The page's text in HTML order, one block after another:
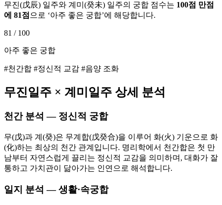
무진(戊辰) 일주와 계미 (癸未) 일주의 궁합 점수는 100점 만점
에 81점 으로 ‘아주 좋은 궁합’에 해당합니다.
81 / 100
아주 좋은 궁합
#천간합 #정신적 교감 #음양 조화
무진일주 × 계미 일주 상세 분석
천간 분석 — 정신적 궁합
무(戊)과 계(癸)은 무계합(戊癸合)을 이루어 화(火) 기운으로 화
(化)하는 최상의 천간 관계입니다. 명리학에서 천간합은 첫 만
남부터 자연스럽게 끌리는 정신적 교감을 의미하며, 대화가 잘
통하고 가치관이 닮아가는 인연으로 해석합니다.
일지 분석 — 생활·속궁합